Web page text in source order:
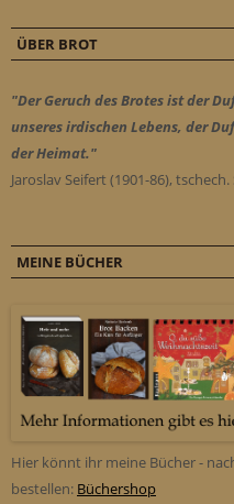
ÜBER BROT
"Der Geruch des Brotes ist der
unseres irdischen Lebens, der
der Heimat."
Jaroslav Seifert (1901-86),
MEINE BÜCHER
Hier könnt ihr meine Bücher -
bestellen: Büchershop